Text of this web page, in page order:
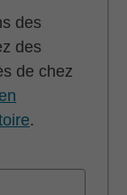
des
des
de chez
.